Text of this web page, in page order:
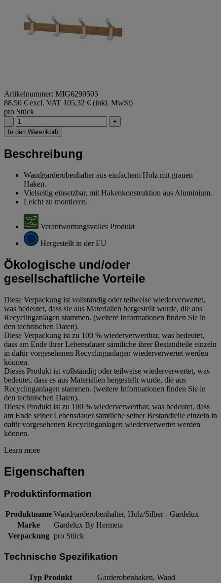
Artikelnummer: MIG6290505
88,50 € excl. VAT 105,32 € (inkl. MwSt)
pro Stück
-
+
In den Warenkorb
Beschreibung
Wandgarderobenhalter aus einfachem Holz mit grauen
Haken.
Vielseitig einsetzbar, mit Hakenkonstruktion aus Aluminium.
Leicht zu montieren.
Verantwortungsvolles Produkt
Hergestellt in der EU
Ökologische und/oder
gesellschaftliche Vorteile
Diese Verpackung ist vollständig oder teilweise wiederverwertet,
was bedeutet, dass sie aus Materialien hergestellt wurde, die aus
Recyclinganlagen stammen. (weitere Informationen finden Sie in
den technischen Daten).
Diese Verpackung ist zu 100 % wiederverwertbar, was bedeutet,
dass am Ende ihrer Lebensdauer sämtliche ihrer Bestandteile einzeln
in dafür vorgesehenen Recyclinganlagen wiederverwertet werden
können.
Dieses Produkt ist vollständig oder teilweise wiederverwertet, was
bedeutet, dass es aus Materialien hergestellt wurde, die aus
Recyclinganlagen stammen. (weitere Informationen finden Sie in
den technischen Daten).
Dieses Produkt ist zu 100 % wiederverwertbar, was bedeutet, dass
am Ende seiner Lebensdauer sämtliche seiner Bestandteile einzeln in
dafür vorgesehenen Recyclinganlagen wiederverwertet werden
können.
Learn more
Eigenschaften
Produktinformation
Produktname Wandgarderobenhalter, Holz/Silber - Gardelux
Marke
Gardelux By Hermeta
Verpackung pro Stück
Technische Spezifikation
Typ Produkt
Garderobenhaken, Wand